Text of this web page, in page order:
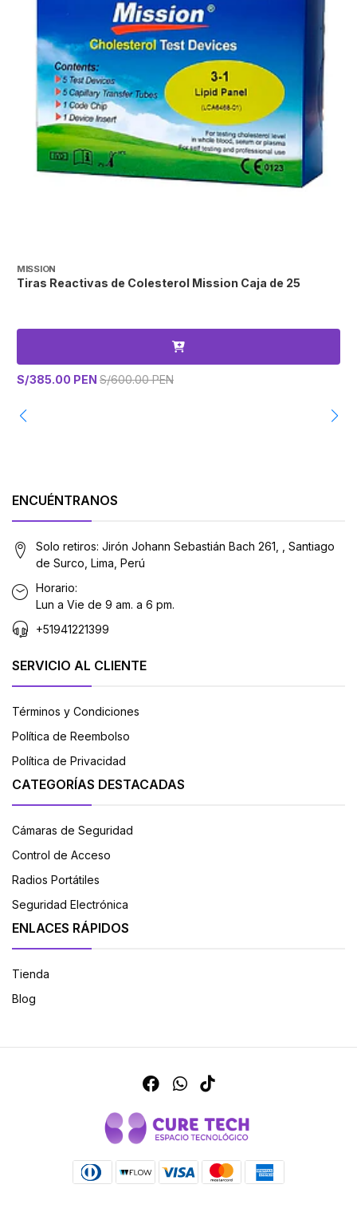
MISSION
Tiras Reactivas de Colesterol Mission Caja de 25
S/385.00 PEN S/600.00 PEN
ENCUÉNTRANOS
Solo retiros: Jirón Johann Sebastián Bach 261, , Santiago
de Surco, Lima, Perú
Horario:
Lun a Vie de 9 am. a 6 pm.
+51941221399
SERVICIO AL CLIENTE
Términos y Condiciones
Política de Reembolso
Política de Privacidad
CATEGORÍAS DESTACADAS
Cámaras de Seguridad
Control de Acceso
Radios Portátiles
Seguridad Electrónica
ENLACES RÁPIDOS
Tienda
Blog